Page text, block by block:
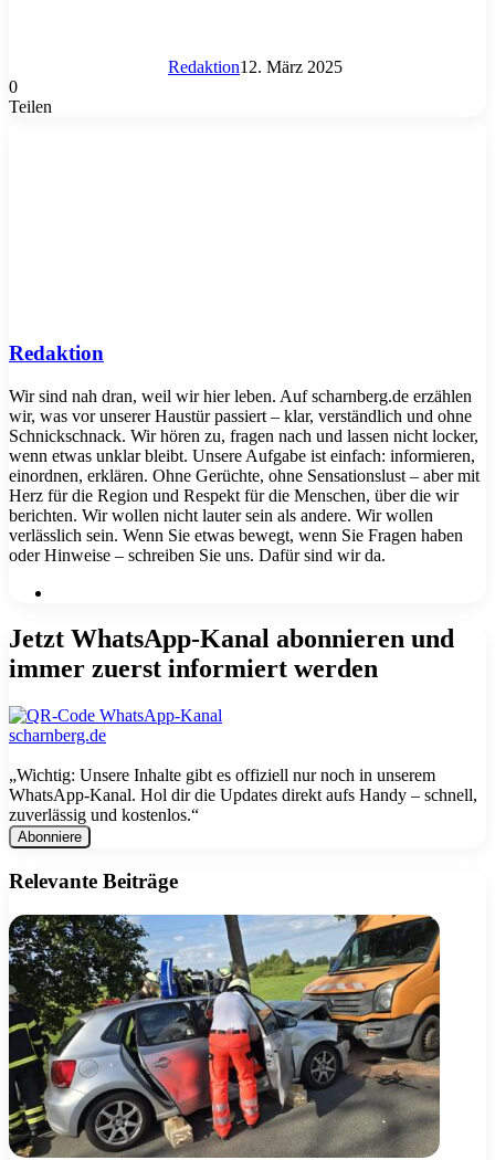
Redaktion12. März 2025
0
Teilen
Redaktion
Wir sind nah dran, weil wir hier leben. Auf scharnberg.de erzählen
wir, was vor unserer Haustür passiert – klar, verständlich und ohne
Schnickschnack. Wir hören zu, fragen nach und lassen nicht locker,
wenn etwas unklar bleibt. Unsere Aufgabe ist einfach: informieren,
einordnen, erklären. Ohne Gerüchte, ohne Sensationslust – aber mit
Herz für die Region und Respekt für die Menschen, über die wir
berichten. Wir wollen nicht lauter sein als andere. Wir wollen
verlässlich sein. Wenn Sie etwas bewegt, wenn Sie Fragen haben
oder Hinweise – schreiben Sie uns. Dafür sind wir da.
Jetzt WhatsApp-Kanal abonnieren und
immer zuerst informiert werden
„Wichtig: Unsere Inhalte gibt es offiziell nur noch in unserem
WhatsApp-Kanal. Hol dir die Updates direkt aufs Handy – schnell,
zuverlässig und kostenlos.“
E-
Mail
Adresse
Relevante Beiträge